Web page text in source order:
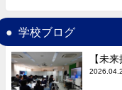
学校ブログ
【未